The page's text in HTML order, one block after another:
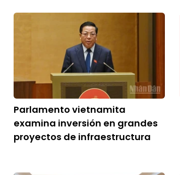
Parlamento vietnamita
examina inversión en grandes
proyectos de infraestructura